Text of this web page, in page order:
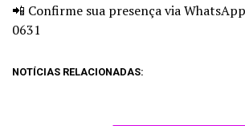
📲 Confirme sua presença via
0631
NOTÍCIAS RELACIONADAS: